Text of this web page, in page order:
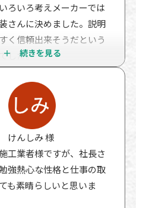
ろいろ考えメーカーでは
さんに決めました。説明
く信頼出来そうだという
した。
の方から保証を継続する
たいとのことで、検査を
ことになりました。
たので報告させてくださ
礎、外装、屋根、バルコ
等くまなく調べていただ
価は問題なし。
ところまできれいに仕事
けんしみ 様
工業者様ですが、社長さ
強熱心な性格と仕事の取
も素晴らしいと思いま